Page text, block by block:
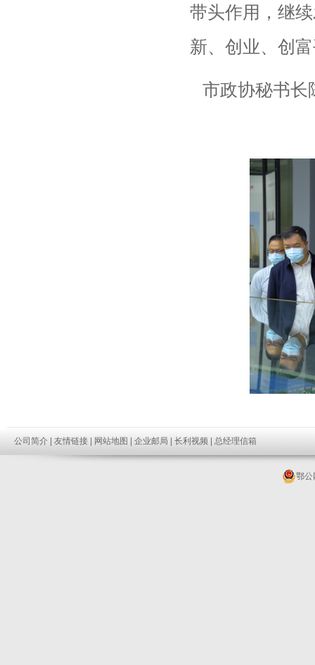
带头作用，继
新、创业、创
市政协秘书长
公司简介 友情链接 网站地图 企业邮局 长利视频 总经理信箱
鄂公